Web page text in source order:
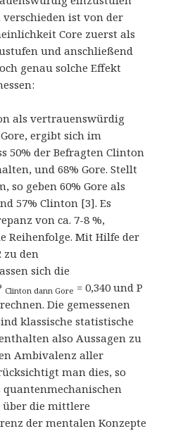
ist von der
Core zuerst als
und anschließend
genau solche Effekt
als vertrauenswürdig
ergibt sich im
50% der Befragten Clinton
und 68% Gore. Stellt
so geben 60% Gore als
57% Clinton [3]. Es
von ca. 7-8 %,
Reihenfolge. Mit Hilfe der
zu den
sich die
Clinton dann Gore = 0,340 und P
Die gemessenen
klassische statistische
also Aussagen zu
Ambivalenz aller
man dies, so
über die mittlere
der mentalen Konzepte